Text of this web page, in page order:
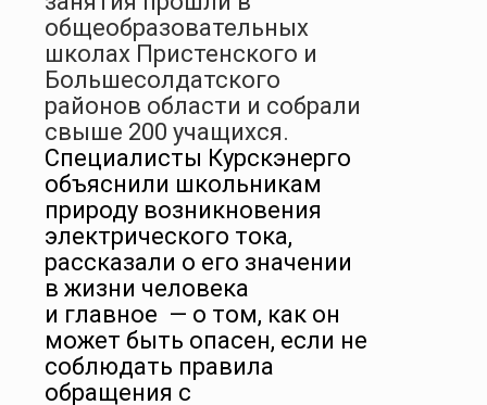
общеобразовательных
школах Пристенского и
Большесолдатского
районов области и собрали
свыше 200 учащихся.
Специалисты Курскэнерго
объяснили школьникам
природу возникновения
электрического тока,
рассказали о его значении
в жизни человека
и главное — о том, как он
может быть опасен, если не
соблюдать правила
обращения с